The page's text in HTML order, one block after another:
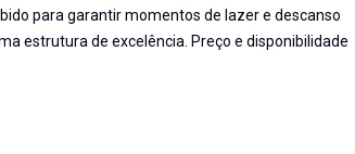
para garantir momentos de lazer e descanso
estrutura de excelência. Preço e disponibilidade